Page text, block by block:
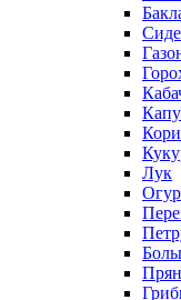
Лук